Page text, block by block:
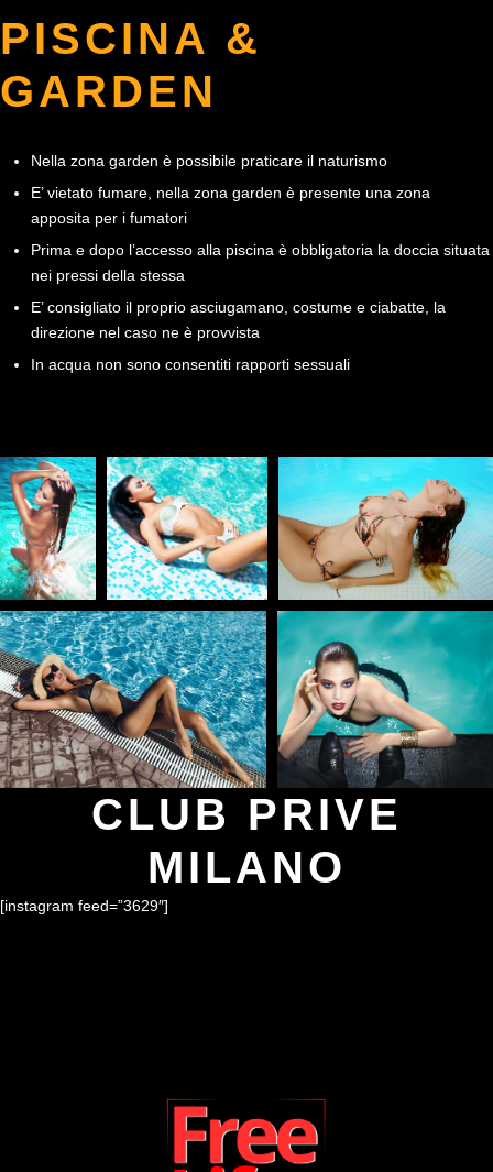
PISCINA &
GARDEN
Nella zona garden è possibile praticare il naturismo
E’ vietato fumare, nella zona garden è presente una zona
apposita per i fumatori
Prima e dopo l’accesso alla piscina è obbligatoria la doccia situata
nei pressi della stessa
E’ consigliato il proprio asciugamano, costume e ciabatte, la
direzione nel caso ne è provvista
In acqua non sono consentiti rapporti sessuali
CLUB PRIVE
MILANO
[instagram feed=”3629″]